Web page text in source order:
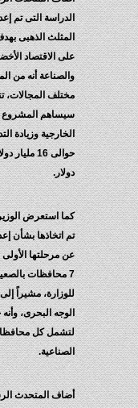
الدراسة التى تم إعدادها لتحقيق
المثلث الذهبى بهدف إنشاء
على الاقتصاد الأخضر، حيث أوضح
والصناعة أنه من المخطط
سيساهم المشروع في زيادة
الخارجية وزيادة التدفقات
دولار.
كما استعرض الوزير خلال
تم اتخاذها بشأن إعداد الخريطة
عن مرحلتها الأولى في منتصف
7 محافظات بالصعيد وتم وضعها
للوزارة، مشيراً إلى أن
الوجه البحرى، وأنه جارى
لتشمل كل محافظات مصر لتحديد
الصناعية.
أضاف المتحدث الرسمي أنه تم